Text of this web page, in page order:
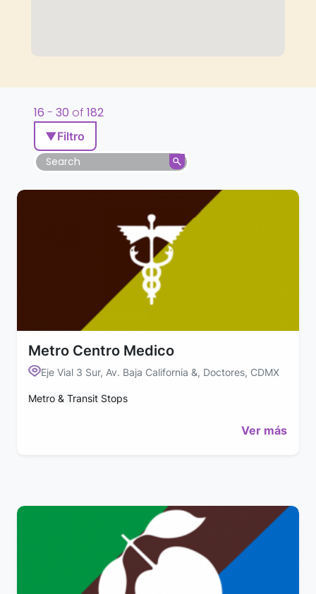
16 - 30 of 182
▼Filtro
Metro Centro Medico
Eje Vial 3 Sur, Av. Baja California &, Doctores, CDMX
Metro & Transit Stops
Ver más